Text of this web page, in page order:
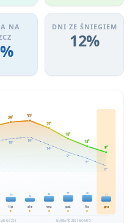
NA
DNI ZE ŚNIEGIEM
12%